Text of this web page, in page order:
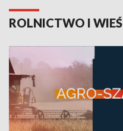
ROLNICTWO I WIEŚ